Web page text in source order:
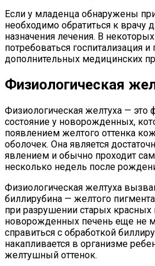
Если у младенца обнаружены
необходимо обратиться к врачу
назначения лечения. В
потребоваться госпитализация
дополнительных медицинских
Физиологическая
Физиологическая желтуха — это
состояние у новорожденных,
появлением желтого оттенка
оболочек. Она является
явлением и обычно проходит
несколько недель после
Физиологическая желтуха
биллирубина — желтого
при разрушении старых
новорожденных печень еще не
справиться с обработкой
накапливается в организме
желтушный оттенок.